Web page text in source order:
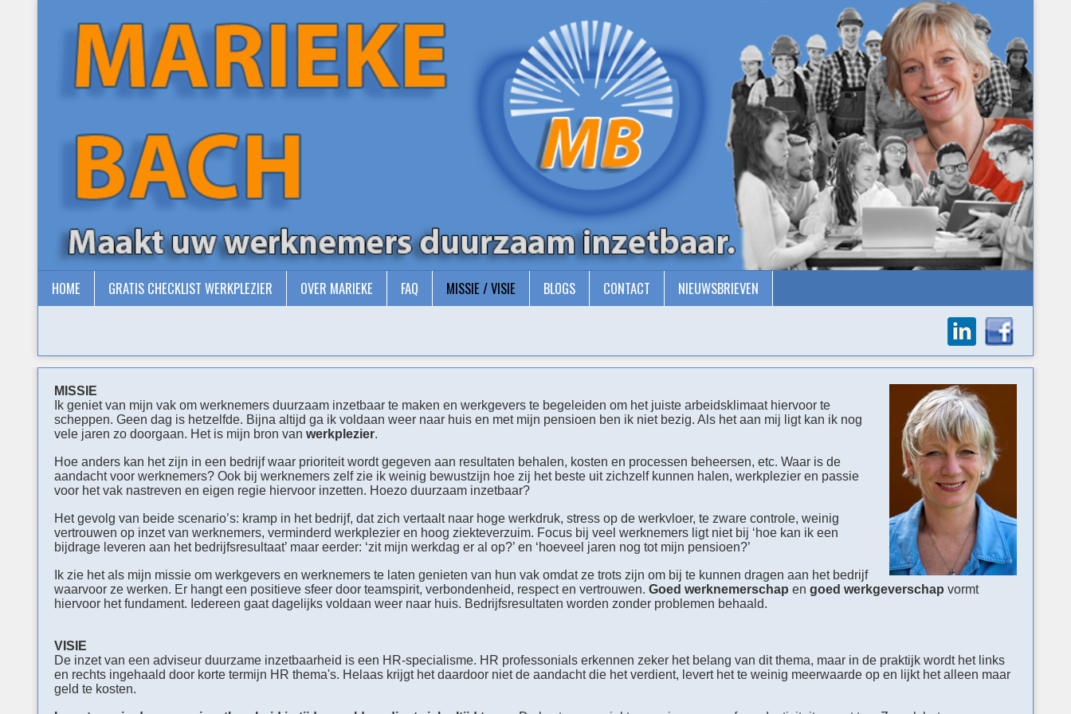
Over Marieke
Contact
Nieuwsbrieven
HOME GRATIS CHECKLIST WERKPLEZIER OVER MARIEKE FAQ MISSIE / VISIE BLOGS CONTACT NIEUWSBRIEVEN
MISSIE
Ik geniet van mijn vak om werknemers duurzaam inzetbaar te maken en werkgevers te begeleiden om het juiste arbeidsklimaat hiervoor te
scheppen.Geen dag is hetzelfde. Bijna altijd ga ik voldaan weer naar huis en met mijn pensioen ben ik niet bezig.Als het aan mij ligt kan ik nog
vele jaren zo doorgaan. Het is mijn bron vanwerkplezier.
Hoe anders kan het zijn in een bedrijf waar prioriteit wordt gegeven aan resultaten behalen, kosten en processen beheersen, etc.Waar is de
aandacht voor werknemers?Ook bij werknemers zelf zie ik weinig bewustzijn hoe zij het beste uit zichzelf kunnen halen, werkplezier en passie
voor het vak nastreven en eigen regie hiervoor inzetten. Hoezo duurzaam inzetbaar?
Het gevolg van beide scenario’s: kramp in het bedrijf, dat zich vertaalt naar hoge werkdruk, stress op de werkvloer, te zware controle, weinig
vertrouwen op inzet van werknemers, verminderd werkplezier en hoog ziekteverzuim. Focus bij veel werknemers ligt niet bij ‘hoe kan ik een
bijdrage leveren aan het bedrijfsresultaat’ maar eerder: ‘zit mijn werkdag er al op?’ en ‘hoeveel jaren nog tot mijn pensioen?’
Ik zie het als mijn missie om werkgevers en werknemers te laten genieten van hun vak omdat ze trots zijn om bij te kunnen dragen aan het bedrijf
waarvoor ze werken. Er hangt een positieve sfeer door teamspirit, verbondenheid, respect en vertrouwen.Goed werknemerschap engoed werkgeverschap vormt
hiervoor het fundament. Iedereen gaat dagelijks voldaan weer naar huis. Bedrijfsresultaten worden zonder problemen behaald.
VISIE
De inzet van een adviseur duurzame inzetbaarheid is een HR-specialisme. HR professonials erkennen zeker het belang van dit thema, maar in de praktijk wordt het links
en rechts ingehaald door korte termijn HR thema's. Helaas krijgt het daardoor niet de aandacht die het verdient, levert het te weinig meerwaarde op en lijkt het alleen maar
geld te kosten.